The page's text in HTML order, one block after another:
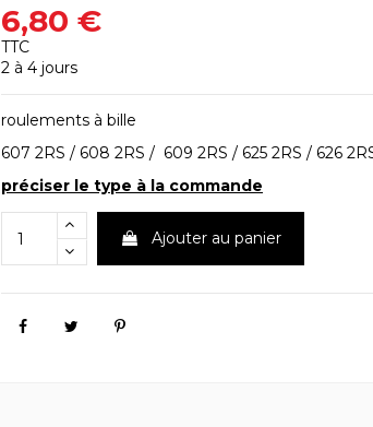
6,80 €
TTC
2 à 4 jours
roulements à bille
607 2RS / 608 2RS / 609 2RS / 625 2RS / 626
préciser le type à la commande
Ajouter au panier